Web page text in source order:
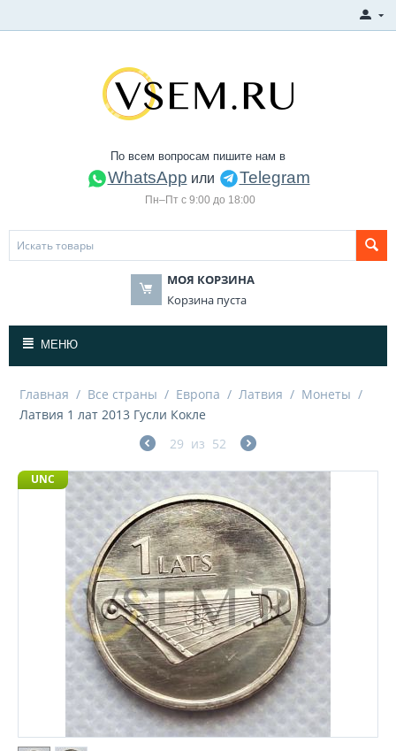
По всем вопросам пишите нам в
WhatsApp или Telegram
Пн–Пт с 9:00 до 18:00
МОЯ КОРЗИНА
Корзина пуста
МЕНЮ
Главная / Все страны / Европа / Латвия / Монеты /
Латвия 1 лат 2013 Гусли Кокле
29 из 52
UNC